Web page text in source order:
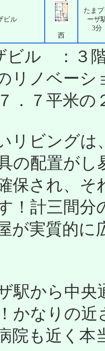
ビル
西
たま
ーザ
3分
ビル ：３
リノベー
．７平米
リビングは
の配置が
保され、
！計三間
が実質的
駅から中央
かなりの
院も近く本